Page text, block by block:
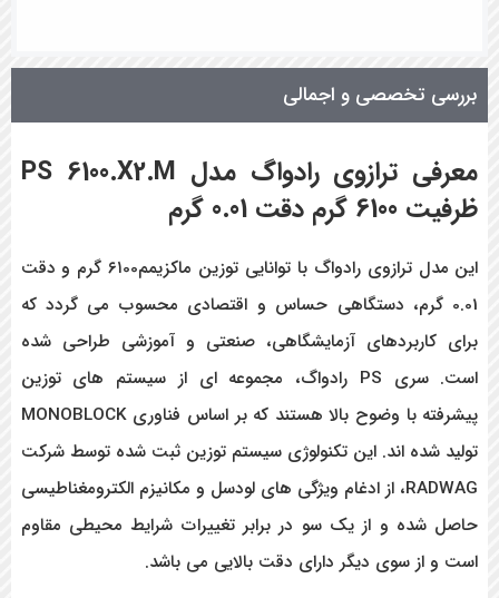
بررسی تخصصی و اجمالی
معرفی ترازوی رادواگ مدل PS 6100.X2.M
ظرفیت 6100 گرم دقت 0.01 گرم
این مدل ترازوی رادواگ با توانایی توزین ماکزیمم۶۱00 گرم و دقت
0.01 گرم، دستگاهی حساس و اقتصادی محسوب می گردد که
برای کاربردهای آزمایشگاهی، صنعتی و آموزشی طراحی شده
است. سری PS رادواگ، مجموعه ای از سیستم های توزین
پیشرفته با وضوح بالا هستند که بر اساس فناوری MONOBLOCK
تولید شده اند. این تکنولوژی سیستم توزین ثبت شده توسط شرکت
RADWAG، از ادغام ویژگی های لودسل و مکانیزم الکترومغناطیسی
حاصل شده و از یک سو در برابر تغییرات شرایط محیطی مقاوم
است و از سوی دیگر دارای دقت بالایی می باشد.